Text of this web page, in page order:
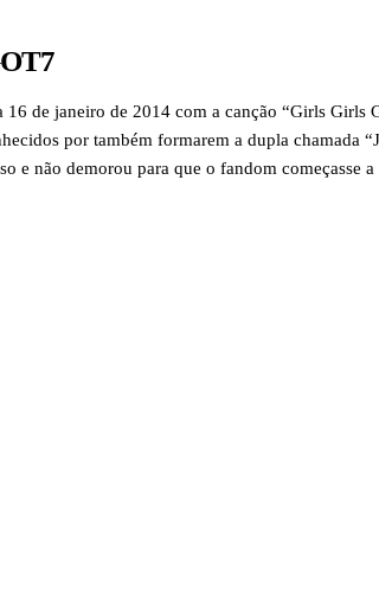
16 de janeiro de 2014 com a canção “Girls Girls
por também formarem a dupla chamada
e não demorou para que o fandom começasse